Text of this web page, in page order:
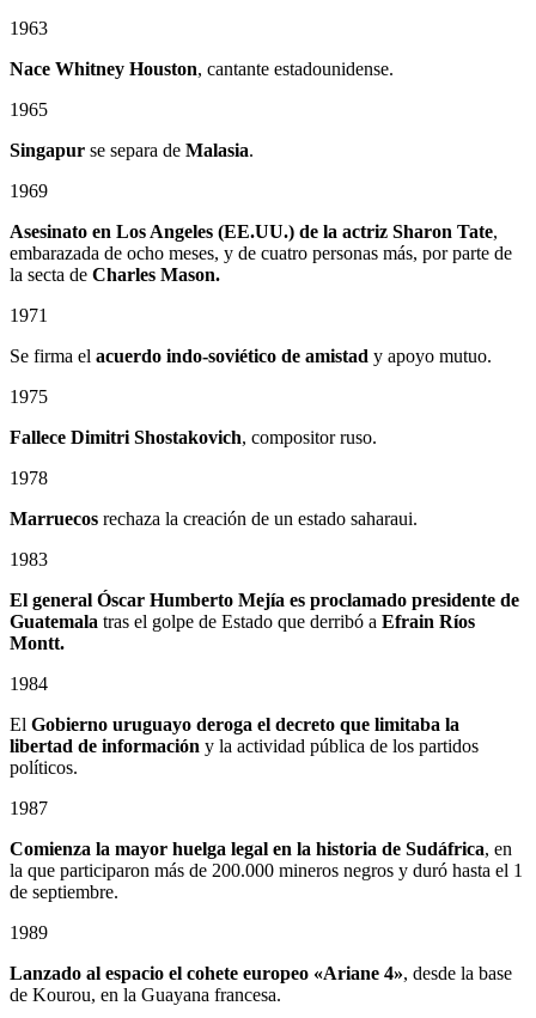
1963
Nace Whitney Houston, cantante estadounidense.
1965
Singapur se separa de Malasia.
1969
Asesinato en Los Angeles (EE.UU.) de la actriz Sharon Tate,
embarazada de ocho meses, y de cuatro personas más, por parte de
la secta de Charles Mason.
1971
Se firma el acuerdo indo-soviético de amistad y apoyo mutuo.
1975
Fallece Dimitri Shostakovich, compositor ruso.
1978
Marruecos rechaza la creación de un estado saharaui.
1983
El general Óscar Humberto Mejía es proclamado presidente de
Guatemala tras el golpe de Estado que derribó a Efrain Ríos
Montt.
1984
El Gobierno uruguayo deroga el decreto que limitaba la
libertad de información y la actividad pública de los partidos
políticos.
1987
Comienza la mayor huelga legal en la historia de Sudáfrica, en
la que participaron más de 200.000 mineros negros y duró hasta el 1
de septiembre.
1989
Lanzado al espacio el cohete europeo «Ariane 4», desde la base
de Kourou, en la Guayana francesa.